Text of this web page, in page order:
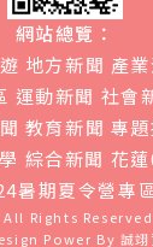
網站總覽：
地方新聞 產
運動新聞 社會
教育新聞 專
綜合新聞 花
暑期夏令營專
Rights
Power By 誠